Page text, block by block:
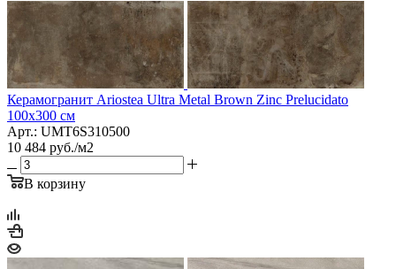
Керамогранит Ariostea Ultra Metal Brown Zinc Prelucidato
100х300 см
Арт.: UMT6S310500
10 484 руб./м2
В корзину